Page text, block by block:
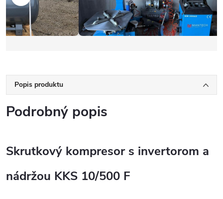
Popis produktu
Podrobný popis
Skrutkový kompresor s invertorom a
nádržou KKS 10/500 F